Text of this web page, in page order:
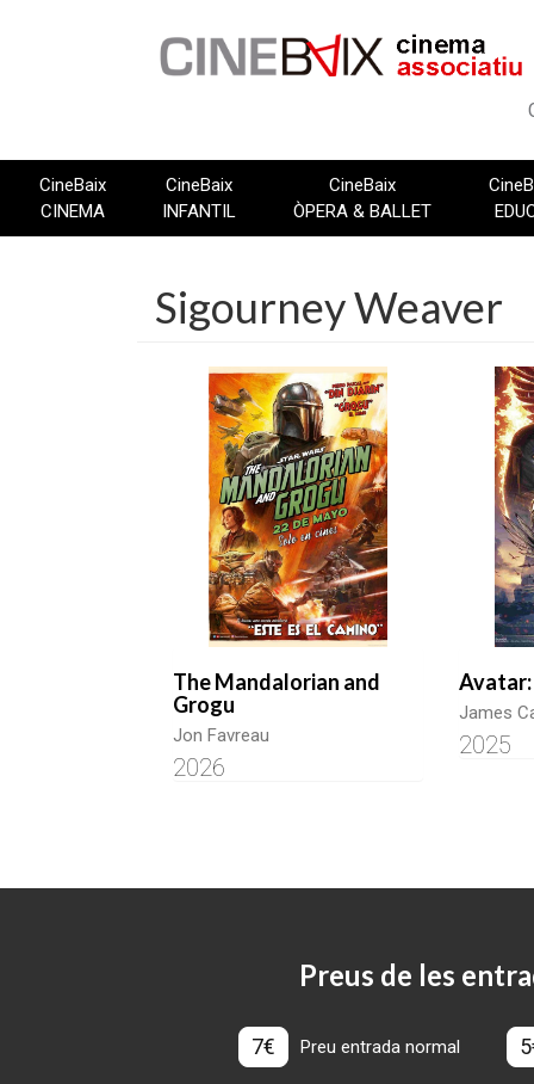
CineBaix
CINEMA
CineBaix
INFANTIL
CineBaix
ÒPERA & BALLET
Sigourney Weaver
The Mandalorian and
Grogu
Jon Favreau
2026
Avatar:
James
2025
Preus de les
7€ Preu entrada normal